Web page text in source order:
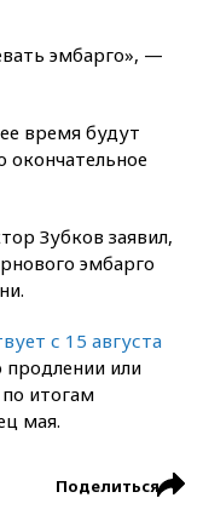
эмбарго», —
время будут
окончательное
Зубков заявил,
эмбарго
с 15 августа
продлении или
итогам
мая.
Поделиться